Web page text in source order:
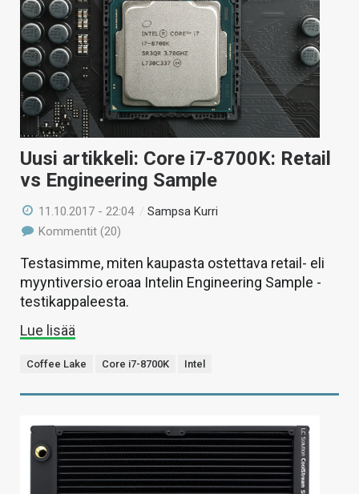
Uusi artikkeli: Core i7-8700K: Retail
vs Engineering Sample
11.10.2017 - 22:04 /Sampsa Kurri
Kommentit (20)
Testasimme, miten kaupasta ostettava retail- eli
myyntiversio eroaa Intelin Engineering Sample -
testikappaleesta.
Lue lisää
Coffee Lake Core i7-8700K Intel